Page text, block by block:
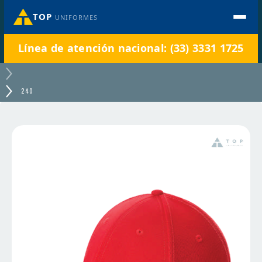
TOP UNIFORMES
Línea de atención nacional: (33) 3331 1725
240